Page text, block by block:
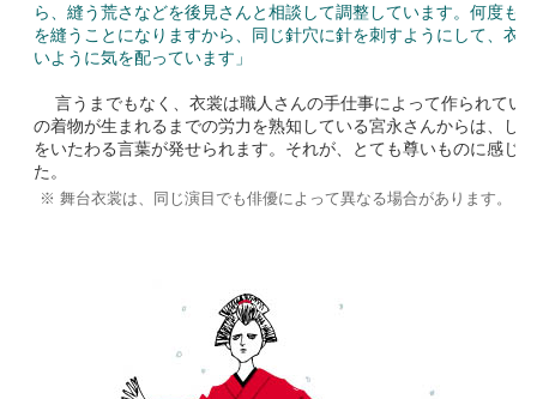
ら、縫う荒さなどを後見さんと相談して調整しています。何度も
を縫うことになりますから、同じ針穴に針を刺すようにして、衣
いように気を配っています」
言うまでもなく、衣裳は職人さんの手仕事によって作られてい
の着物が生まれるまでの労力を熟知している宮永さんからは、し
をいたわる言葉が発せられます。それが、とても尊いものに感じ
た。
※ 舞台衣裳は、同じ演目でも俳優によって異なる場合があります。